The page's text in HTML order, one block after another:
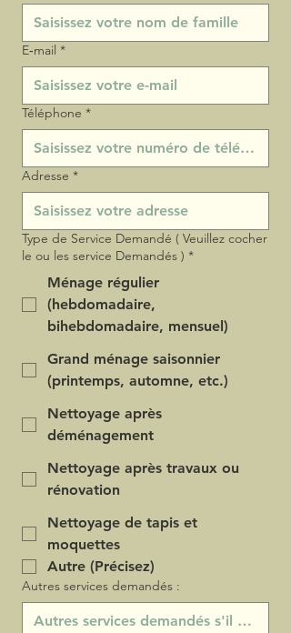
E‑mail *
Téléphone *
Adresse *
Type de Service Demandé ( Veuillez cocher
le ou les service Demandés ) *
Ménage régulier
(hebdomadaire,
bihebdomadaire, mensuel)
Grand ménage saisonnier
(printemps, automne, etc.)
Nettoyage après
déménagement
Nettoyage après travaux ou
rénovation
Nettoyage de tapis et
moquettes
Autre (Précisez)
Autres services demandés :